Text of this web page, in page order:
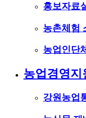
홍보자료
농촌체험
농업인단
농업경영지
강원농업